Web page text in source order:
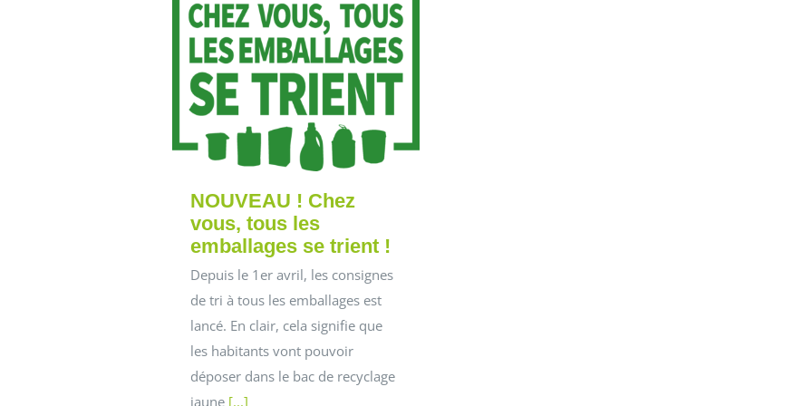
NOUVEAU ! Chez
vous, tous les
emballages se trient !
Depuis le 1er avril, les consignes
de tri à tous les emballages est
lancé. En clair, cela signifie que
les habitants vont pouvoir
déposer dans le bac de recyclage
jaune [...]